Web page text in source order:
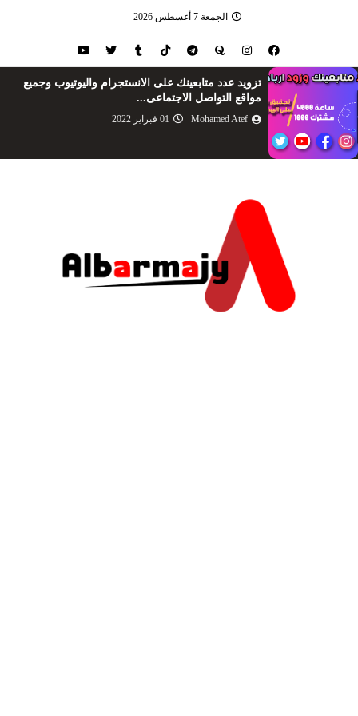
الجمعة 7 أغسطس 2026
تزويد عدد متابعينك على الانستجرام واليوتيوب وجميع
مواقع التواصل الاجتماعى...
Mohamed Atef 01 فبراير 2022